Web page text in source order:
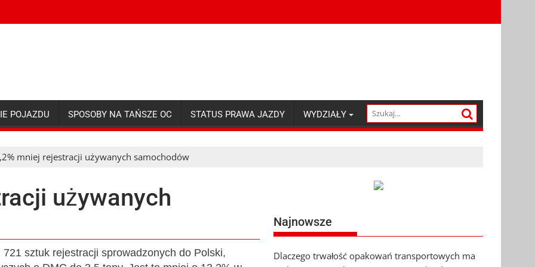
POJAZDU SPOSOBY NA TAŃSZE OC STATUS PRAWA JAZDY WYDZIAŁY
mniej rejestracji używanych samochodów
używanych
sztuk rejestracji sprowadzonych do Polski,
Najnowsze
Dlaczego trwałość opakowań transportowych ma